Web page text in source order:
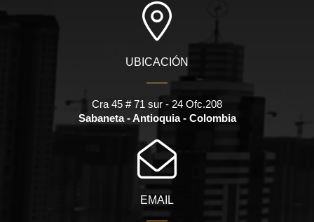
UBICACIÓN
Cra 45 # 71 sur - 24 Ofc.208
Sabaneta - Antioquia - Colombia
EMAIL